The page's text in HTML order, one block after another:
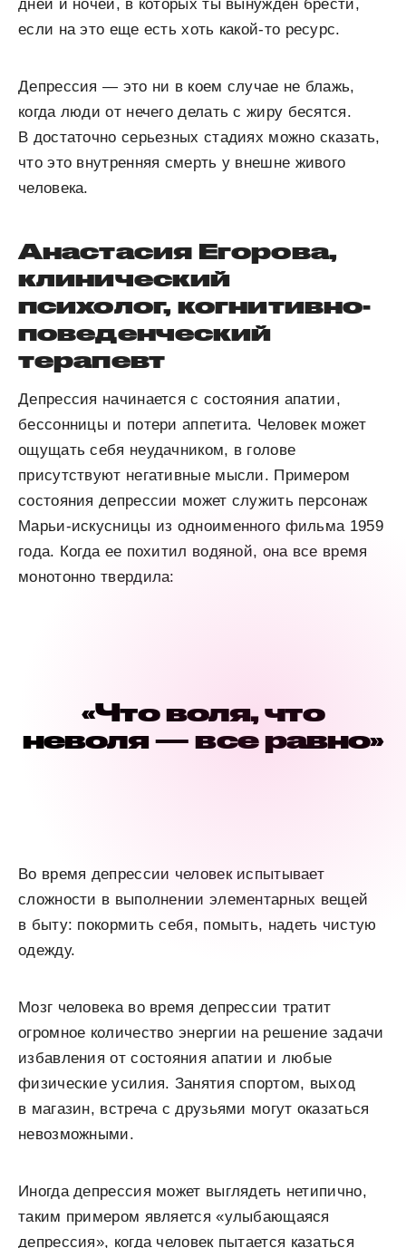
дней и ночей, в которых ты вынужден брести,
если на это еще есть хоть какой-то ресурс.
Депрессия — это ни в коем случае не блажь,
когда люди от нечего делать с жиру бесятся.
В достаточно серьезных стадиях можно сказать,
что это внутренняя смерть у внешне живого
человека.
Анастасия Егорова,
клинический
психолог, когнитивно-
поведенческий
терапевт
Депрессия начинается с состояния апатии,
бессонницы и потери аппетита. Человек может
ощущать себя неудачником, в голове
присутствуют негативные мысли. Примером
состояния депрессии может служить персонаж
Марьи-искусницы из одноименного фильма 1959
года. Когда ее похитил водяной, она все время
монотонно твердила:
«Что воля, что
неволя — все равно»
Во время депрессии человек испытывает
сложности в выполнении элементарных вещей
в быту: покормить себя, помыть, надеть чистую
одежду.
Мозг человека во время депрессии тратит
огромное количество энергии на решение задачи
избавления от состояния апатии и любые
физические усилия. Занятия спортом, выход
в магазин, встреча с друзьями могут оказаться
невозможными.
Иногда депрессия может выглядеть нетипично,
таким примером является «улыбающаяся
депрессия», когда человек пытается казаться